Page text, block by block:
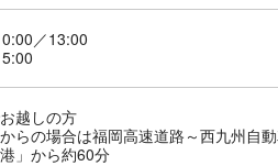
／13:00
越しの方
らの場合は福岡高速道路～西九州自
港」から約60分